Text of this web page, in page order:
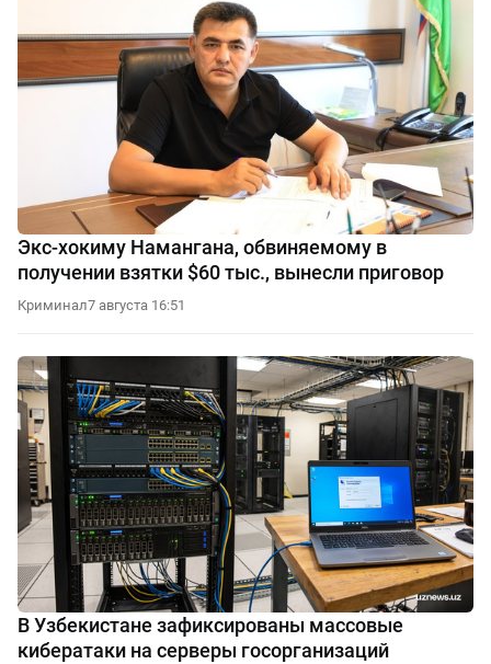
Экс-хокиму Намангана, обвиняемому в
получении взятки $60 тыс., вынесли приговор
Криминал7 августа 16:51
В Узбекистане зафиксированы массовые
кибератаки на серверы госорганизаций